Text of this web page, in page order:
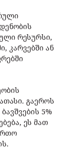
რესურსი,
კარვებში ან
გაეროს
5%
ეს მათ